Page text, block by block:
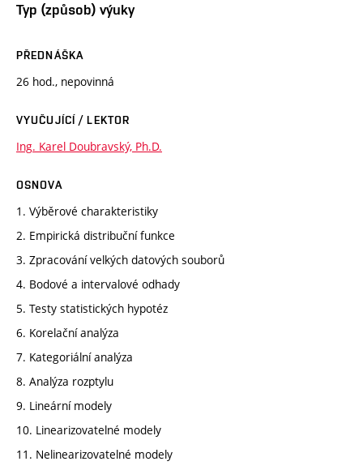
Typ (způsob) výuky
PŘEDNÁŠKA
26 hod., nepovinná
VYUČUJÍCÍ / LEKTOR
Ing. Karel Doubravský, Ph.D.
OSNOVA
1. Výběrové charakteristiky
2. Empirická distribuční funkce
3. Zpracování velkých datových souborů
4. Bodové a intervalové odhady
5. Testy statistických hypotéz
6. Korelační analýza
7. Kategoriální analýza
8. Analýza rozptylu
9. Lineární modely
10. Linearizovatelné modely
11. Nelinearizovatelné modely